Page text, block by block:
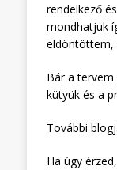
rendelkező
mondhatjuk
eldöntöttem,
Bár a
kütyük és a
További
Ha úgy